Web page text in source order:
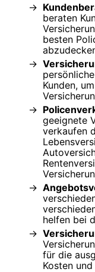
beraten
besten
Kunden,
geeignete
verkaufen
helfen bei
für die
Kosten